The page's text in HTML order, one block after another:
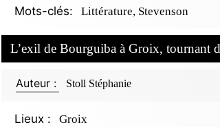
Mots-clés: Littérature, Stevenson
L’exil de Bourguiba à Groix, tournant
Auteur : Stoll Stéphanie
Lieux : Groix